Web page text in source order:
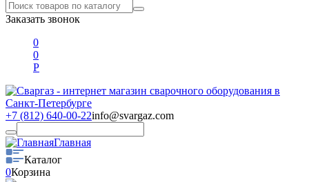
Заказать звонок
0
0
Р
+7 (812) 640-00-22info@svargaz.com
Главная
Каталог
0Корзина